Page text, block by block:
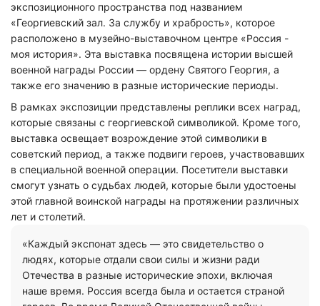
экспозиционного пространства под названием
«Георгиевский зал. За службу и храбрость», которое
расположено в музейно-выставочном центре «Россия -
моя история». Эта выставка посвящена истории высшей
военной награды России — ордену Святого Георгия, а
также его значению в разные исторические периоды.
В рамках экспозиции представлены реплики всех наград,
которые связаны с георгиевской символикой. Кроме того,
выставка освещает возрождение этой символики в
советский период, а также подвиги героев, участвовавших
в специальной военной операции. Посетители выставки
смогут узнать о судьбах людей, которые были удостоены
этой главной воинской награды на протяжении различных
лет и столетий.
«Каждый экспонат здесь — это свидетельство о
людях, которые отдали свои силы и жизни ради
Отечества в разные исторические эпохи, включая
наше время. Россия всегда была и остается страной